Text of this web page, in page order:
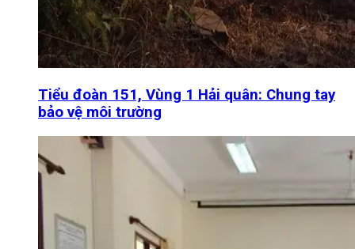
Tiểu đoàn 151, Vùng 1 Hải quân: Chung tay
bảo vệ môi trường